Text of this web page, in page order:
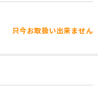
只今お取扱い出来ません